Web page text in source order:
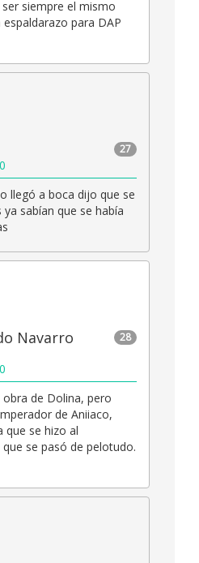
siempre el mismo
para DAP
27
llegó a boca dijo que se
sabían que se había
28
Navarro
de Dolina, pero
de Aniiaco,
que se hizo al
se pasó de pelotudo.